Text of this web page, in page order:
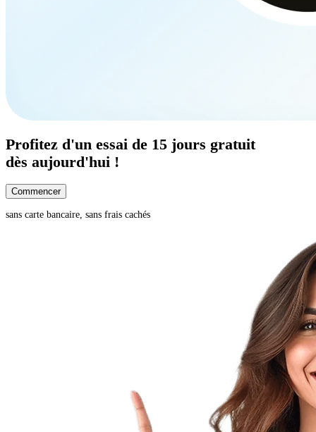
Profitez d'un essai de 15 jours gratuit
dès aujourd'hui !
Commencer
sans carte bancaire, sans frais cachés